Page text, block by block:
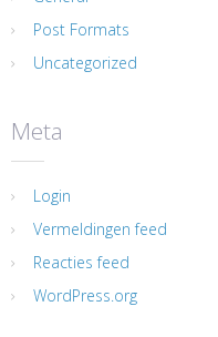
Post Formats
Uncategorized
Meta
Login
Vermeldingen feed
Reacties feed
WordPress.org